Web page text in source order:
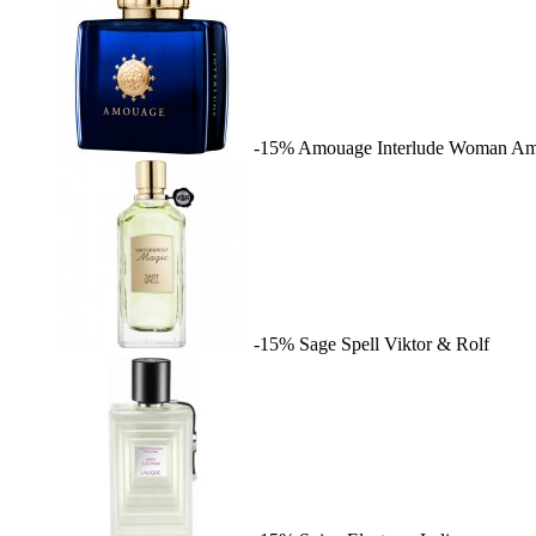
-15% Amouage Interlude Woman
-15% Sage Spell Viktor & Rolf